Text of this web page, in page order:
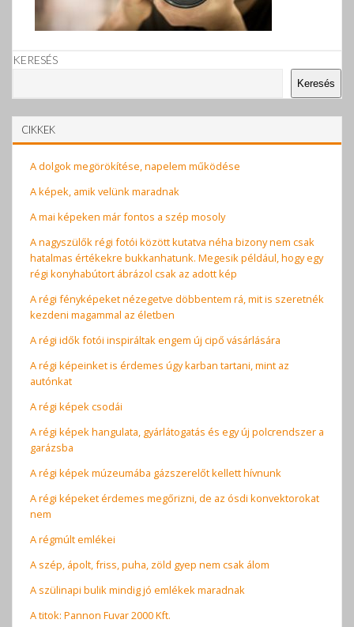
KERESÉS
Keresés
CIKKEK
A dolgok megörökítése, napelem működése
A képek, amik velünk maradnak
A mai képeken már fontos a szép mosoly
A nagyszülők régi fotói között kutatva néha bizony nem csak
hatalmas értékekre bukkanhatunk. Megesik például, hogy egy
régi konyhabútort ábrázol csak az adott kép
A régi fényképeket nézegetve döbbentem rá, mit is szeretnék
kezdeni magammal az életben
A régi idők fotói inspiráltak engem új cipő vásárlására
A régi képeinket is érdemes úgy karban tartani, mint az
autónkat
A régi képek csodái
A régi képek hangulata, gyárlátogatás és egy új polcrendszer a
garázsba
A régi képek múzeumába gázszerelőt kellett hívnunk
A régi képeket érdemes megőrizni, de az ósdi konvektorokat
nem
A régmúlt emlékei
A szép, ápolt, friss, puha, zöld gyep nem csak álom
A szülinapi bulik mindig jó emlékek maradnak
A titok: Pannon Fuvar 2000 Kft.